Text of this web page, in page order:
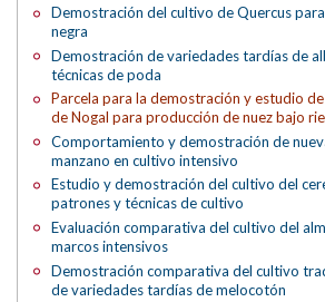
Demostración del cultivo de Quercus
negra
Demostración de variedades tardías de
técnicas de poda
Parcela para la demostración y estudio
de Nogal para producción de nuez bajo
Comportamiento y demostración de
manzano en cultivo intensivo
Estudio y demostración del cultivo del
patrones y técnicas de cultivo
Evaluación comparativa del cultivo del
marcos intensivos
Demostración comparativa del cultivo
de variedades tardías de melocotón